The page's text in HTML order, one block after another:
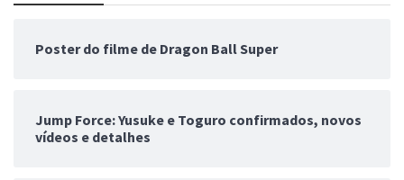
Poster do filme de Dragon Ball Super
Jump Force: Yusuke e Toguro confirmados, novos
vídeos e detalhes